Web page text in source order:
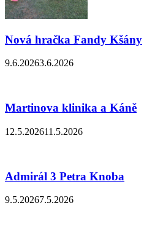
Nová hračka Fandy Kšány
9.6.20263.6.2026
Martinova klinika a Káně
12.5.202611.5.2026
Admirál 3 Petra Knoba
9.5.20267.5.2026